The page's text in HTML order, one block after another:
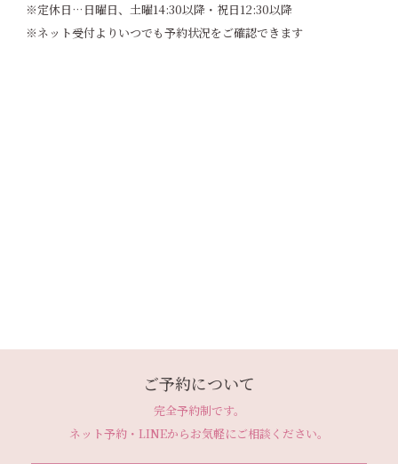
※定休日…日曜日、土曜14:30以降・祝日12:30以降
※ネット受付よりいつでも予約状況をご確認できます
ご予約について
完全予約制です。
ネット予約・LINEからお気軽にご相談ください。